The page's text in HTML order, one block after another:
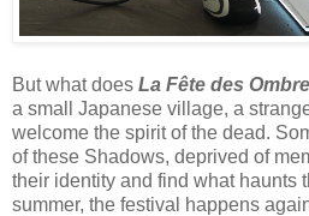
But what does La Fête des
a small Japanese village, a
welcome the spirit of the dead.
of these Shadows, deprived of
their identity and find what haunts
summer, the festival happens